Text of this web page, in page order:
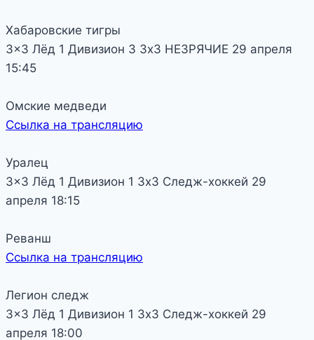
Хабаровские тигры
3x3 Лёд 1 Дивизион 3 3х3 НЕЗРЯЧИЕ 29 апреля
15:45
Омские медведи
Ссылка на трансляцию
Уралец
3x3 Лёд 1 Дивизион 1 3х3 Следж-хоккей 29
апреля 18:15
Реванш
Ссылка на трансляцию
Легион следж
3x3 Лёд 1 Дивизион 1 3х3 Следж-хоккей 29
апреля 18:00